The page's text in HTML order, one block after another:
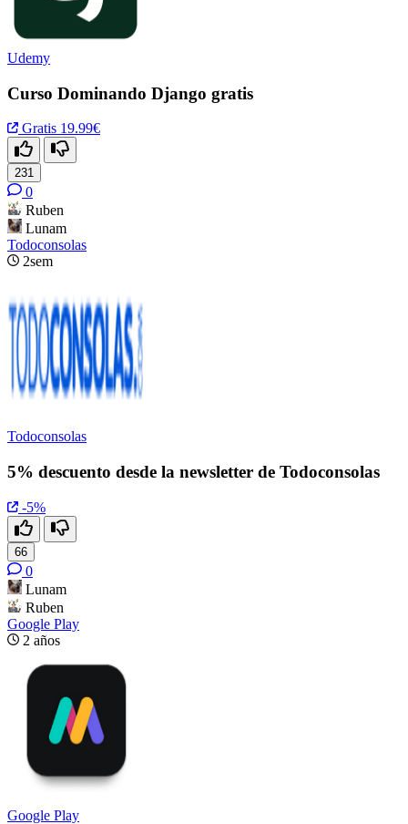
Udemy
Curso Dominando Django gratis
Gratis 19.99€
231
0
Ruben
Lunam
Todoconsolas
2sem
Todoconsolas
5% descuento desde la newsletter de Todoconsolas
-5%
66
0
Lunam
Ruben
Google Play
2 años
Google Play